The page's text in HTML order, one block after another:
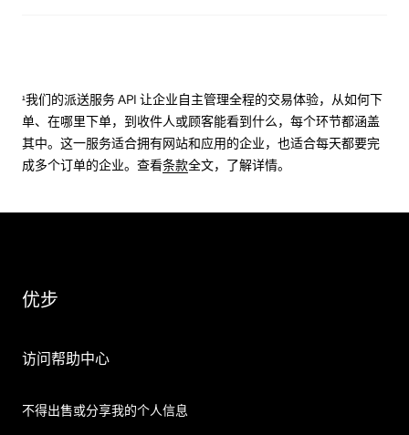
¹我们的派送服务 API 让企业自主管理全程的交易体验，从如何下
单、在哪里下单，到收件人或顾客能看到什么，每个环节都涵盖
其中。这一服务适合拥有网站和应用的企业，也适合每天都要完
成多个订单的企业。查看条款全文，了解详情。
优步
访问帮助中心
不得出售或分享我的个人信息